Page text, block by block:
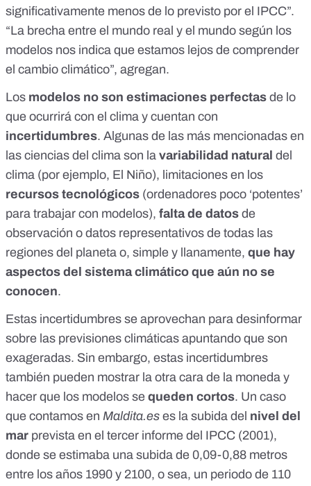
significativamente menos de lo previsto por el IPCC”.
“La brecha entre el mundo real y el mundo según los
modelos nos indica que estamos lejos de comprender
el cambio climático”, agregan.
Los modelos no son estimaciones perfectas de lo
que ocurrirá con el clima y cuentan con
incertidumbres. Algunas de las más mencionadas en
las ciencias del clima son la variabilidad natural del
clima (por ejemplo, El Niño), limitaciones en los
recursos tecnológicos (ordenadores poco ‘potentes’
para trabajar con modelos), falta de datos de
observación o datos representativos de todas las
regiones del planeta o, simple y llanamente, que hay
aspectos del sistema climático que aún no se
conocen.
Estas incertidumbres se aprovechan para desinformar
sobre las previsiones climáticas apuntando que son
exageradas. Sin embargo, estas incertidumbres
también pueden mostrar la otra cara de la moneda y
hacer que los modelos se queden cortos. Un caso
que contamos en Maldita.es es la subida del nivel del
mar prevista en el tercer informe del IPCC (2001),
donde se estimaba una subida de 0,09-0,88 metros
entre los años 1990 y 2100, o sea, un periodo de 110